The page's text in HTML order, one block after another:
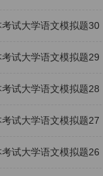
试大学语文模拟题30
试大学语文模拟题29
试大学语文模拟题28
试大学语文模拟题27
试大学语文模拟题26